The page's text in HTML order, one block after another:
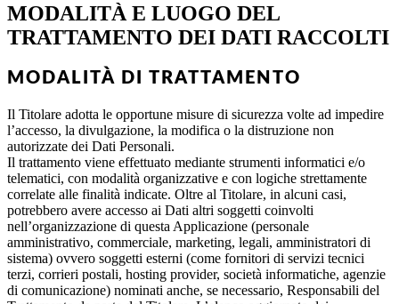
MODALITÀ E LUOGO DEL
TRATTAMENTO DEI DATI RACCOLTI
MODALITÀ DI TRATTAMENTO
Il Titolare adotta le opportune misure di sicurezza volte ad impedire
l’accesso, la divulgazione, la modifica o la distruzione non
autorizzate dei Dati Personali.
Il trattamento viene effettuato mediante strumenti informatici e/o
telematici, con modalità organizzative e con logiche strettamente
correlate alle finalità indicate. Oltre al Titolare, in alcuni casi,
potrebbero avere accesso ai Dati altri soggetti coinvolti
nell’organizzazione di questa Applicazione (personale
amministrativo, commerciale, marketing, legali, amministratori di
sistema) ovvero soggetti esterni (come fornitori di servizi tecnici
terzi, corrieri postali, hosting provider, società informatiche, agenzie
di comunicazione) nominati anche, se necessario, Responsabili del